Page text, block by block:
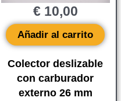
Colector deslizable
con carburador
externo 26 mm
€10,00
Añadir al carrito